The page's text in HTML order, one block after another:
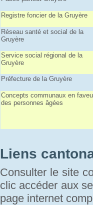
Registre foncier de la Gruyère
Réseau santé et social de la
Gruyère
Service social régional de la
Gruyère
Préfecture de la Gruyère
Concepts communaux en
des personnes âgées
Liens
Consulter le site
clic accéder aux
page internet